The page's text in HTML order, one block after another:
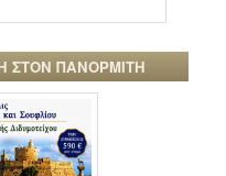
ΣΤΟΝ ΠΑΝΟΡΜΙΤΗ